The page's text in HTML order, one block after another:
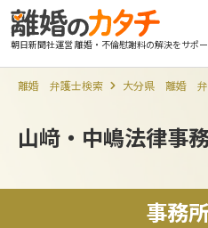
朝日新聞社運営 離婚・不倫慰謝料の解決をサポ
離婚 弁護士検索 大分県 離婚 弁
山﨑・中嶋法律事
事務